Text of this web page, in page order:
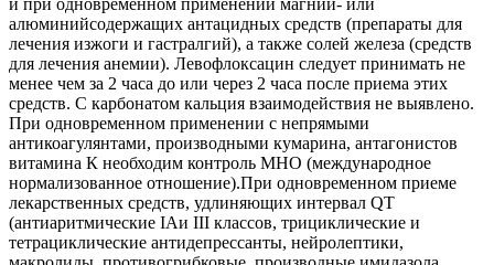
алюминийсодержащих антацидных средств (препараты для
лечения изжоги и гастралгий), а также солей железа (средств
для лечения анемии). Левофлоксацин следует принимать не
менее чем за 2 часа до или через 2 часа после приема этих
средств. С карбонатом кальция взаимодействия не выявлено.
При одновременном применении с непрямыми
антикоагулянтами, производными кумарина, антагонистов
витамина К необходим контроль MHO (международное
нормализованное отношение).При одновременном приеме
лекарственных средств, удлиняющих интервал QT
(антиаритмические IAи III классов, трициклические и
тетрациклические антидепрессанты, нейролептики,